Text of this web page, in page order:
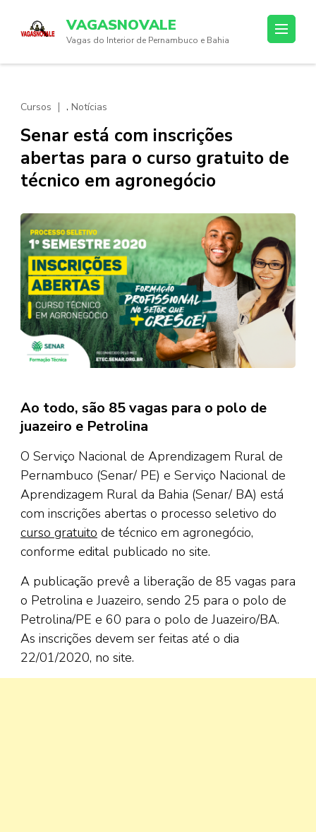
(Press
VAGASNOVALE
Vagas do Interior de Pernambuco e Bahia
Cursos , Notícias
Senar está com inscrições
abertas para o curso gratuito de
técnico em agronegócio
Ao todo, são 85 vagas para o polo de
juazeiro e Petrolina
O Serviço Nacional de Aprendizagem Rural de
Pernambuco (Senar/ PE) e Serviço Nacional de
Aprendizagem Rural da Bahia (Senar/ BA) está
com inscrições abertas o processo seletivo do
curso gratuito de técnico em agronegócio,
conforme edital publicado no site.
A publicação prevê a liberação de 85 vagas para
o Petrolina e Juazeiro, sendo 25 para o polo de
Petrolina/PE e 60 para o polo de Juazeiro/BA.
As inscrições devem ser feitas até o dia
22/01/2020, no site.